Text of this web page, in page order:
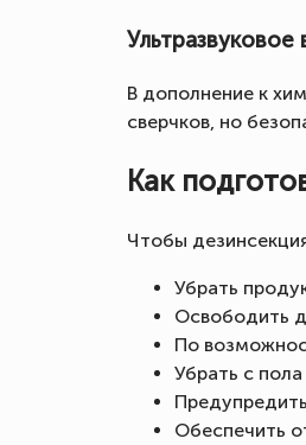
Ультразвуковое
В дополнение к
сверчков, но
Как
Чтобы
Убрать
Освободить
По
Убрать с
Обеспечить